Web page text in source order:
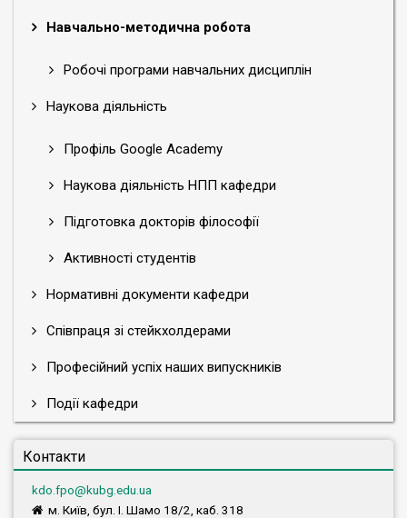
Навчально-методична робота
Робочі програми навчальних дисциплін
Наукова діяльність
Профіль Google Academy
Наукова діяльність НПП кафедри
Підготовка докторів філософії
Активності студентів
Нормативні документи кафедри
Співпраця зі стейкхолдерами
Професійний успіх наших випускників
Події кафедри
Контакти
kdo.fpo@kubg.edu.ua
м. Київ, бул. І. Шамо 18/2, каб. 318